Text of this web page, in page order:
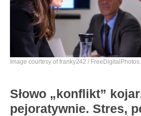
Image courtesy of franky242 /
Słowo „konflikt”
pejoratywnie. Stres,